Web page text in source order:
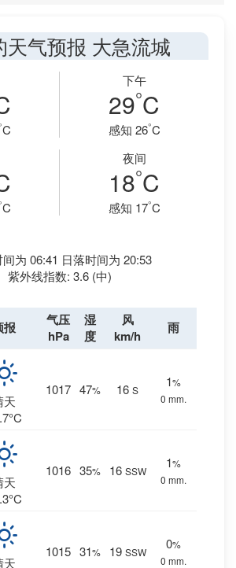
天气预报 大急流城
C
下午
29°C
感知 26°C
C
夜间
18°C
感知 17°C
间为 06:41 日落时间为 20:53
紫外线指数: 3.6 (中)
报
气压
hPa
湿
度
风
km/h
雨
天
1017 47% 16 S
1%
0 mm.
天
1016 35% 16 SSW
1%
0 mm.
天
1015 31% 19 SSW
0%
0 mm.